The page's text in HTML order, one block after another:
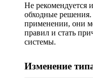
Не рекомендуется
обходные
применении, они
правил и стать
системы.
Изменение